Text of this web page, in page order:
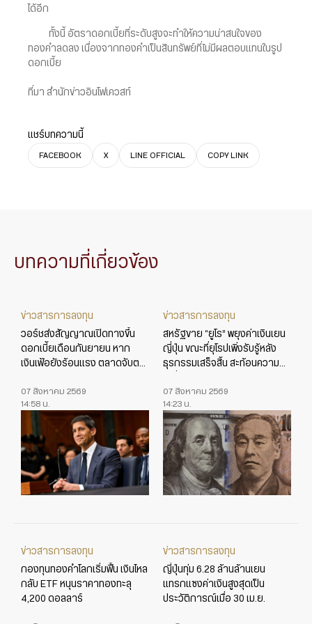
ได้อีก
ทั้งนี้ อัตราดอกเบี้ยที่ระดับสูงจะทำให้ความน่าสนใจของ
ทองคำลดลง เนื่องจากทองคำเป็นสินทรัพย์ที่ไม่มีผลตอบแทนในรูป
ดอกเบี้ย
ที่มา สำนักข่าวอินโฟเควสท์
แชร์บทความนี้
FACEBOOK X LINE OFFICIAL COPY LINK
บทความที่เกี่ยวข้อง
ข่าวสารการลงทุน
วอร์ชส่งสัญญาณเปิดทางขึ้น
ดอกเบี้ยเดือนกันยายน หาก
เงินเฟ้อยังร้อนแรง ตลาดจับตา
07 สิงหาคม 2569
14:58 น.
ข่าวสารการลงทุน
สหรัฐขาย “ยูโร” พยุงค่าเงินเยน
ญี่ปุ่น ขณะที่ยุโรปเพิ่งรับรู้หลัง
ธุรกรรมเสร็จสิ้น สะท้อนความ
07 สิงหาคม 2569
14:23 น.
ข่าวสารการลงทุน
กองทุนทองคำโลกเริ่มฟื้น เงินไหล
กลับ ETF หนุนราคาทองทะลุ
4,200 ดอลลาร์
ข่าวสารการลงทุน
ญี่ปุ่นทุ่ม 6.28 ล้านล้านเยน
แทรกแซงค่าเงินสูงสุดเป็น
ประวัติการณ์เมื่อ 30 เม.ย.